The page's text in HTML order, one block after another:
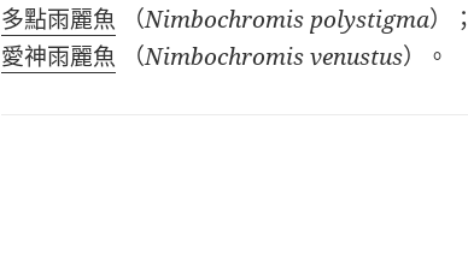
多點雨麗魚 （Nimbochromis polystigma）；
愛神雨麗魚 （Nimbochromis venustus）。